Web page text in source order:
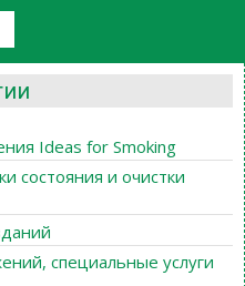
Ideas for Smoking
состояния и очистки
специальные услуги